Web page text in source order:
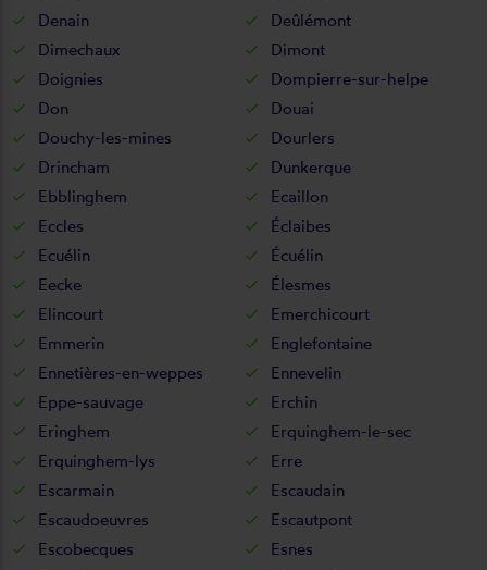
Denain
Deûlémont
Dimechaux
Dimont
Doignies
Dompierre-sur-helpe
Don
Douai
Douchy-les-mines
Dourlers
Drincham
Dunkerque
Ebblinghem
Ecaillon
Eccles
Éclaibes
Ecuélin
Écuélin
Eecke
Élesmes
Elincourt
Emerchicourt
Emmerin
Englefontaine
Ennetières-en-weppes
Ennevelin
Eppe-sauvage
Erchin
Eringhem
Erquinghem-le-sec
Erquinghem-lys
Erre
Escarmain
Escaudain
Escaudoeuvres
Escautpont
Escobecques
Esnes